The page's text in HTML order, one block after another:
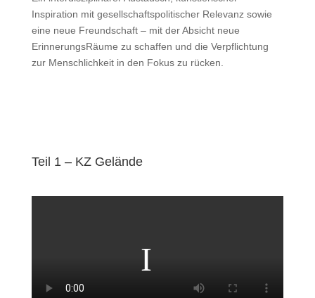
Inspiration mit gesellschaftspolitischer Relevanz sowie
eine neue Freundschaft – mit der Absicht neue
ErinnerungsRäume zu schaffen und die Verpflichtung
zur Menschlichkeit in den Fokus zu rücken.
Teil 1 – KZ Gelände